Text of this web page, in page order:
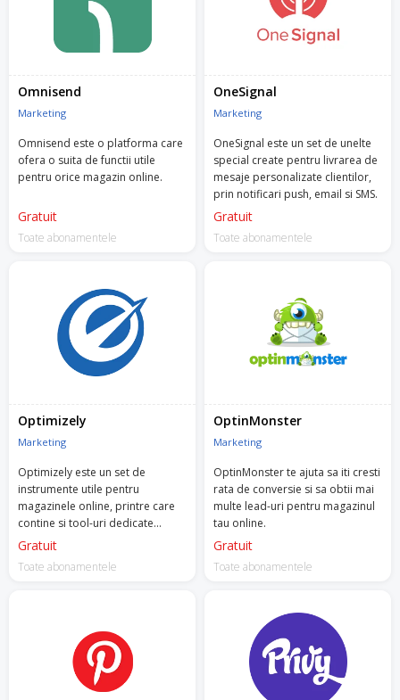
Omnisend
Marketing
Omnisend este o platforma care
ofera o suita de functii utile
pentru orice magazin online.
Gratuit
Toate abonamentele
OneSignal
Marketing
OneSignal este un set de unelte
special create pentru livrarea de
mesaje personalizate clientilor,
prin notificari push, email si SMS.
Gratuit
Toate abonamentele
Optimizely
Marketing
Optimizely este un set de
instrumente utile pentru
magazinele online, printre care
contine si tool-uri dedicate
actiunilor de A/B Testing si
Gratuit
Toate abonamentele
OptinMonster
Marketing
OptinMonster te ajuta sa iti cresti
rata de conversie si sa obtii mai
multe lead-uri pentru magazinul
tau online.
Gratuit
Toate abonamentele